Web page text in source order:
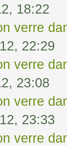
18:22
verre
22:29
verre
23:08
verre
23:33
verre